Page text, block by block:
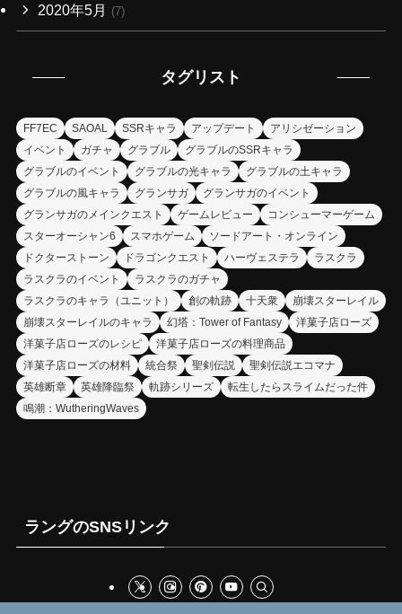
2020年5月 (7)
タグリスト
FF7EC SAOAL SSRキャラ アップデート
アリシゼーション
イベント
ガチャ グラブル
グラブルのSSRキャラ
グラブルのイベント
グラブルの光キャラ
グラブルの土キャラ
グラブルの風キャラ
グランサガ
グランサガのイベント
グランサガのメインクエスト
ゲームレビュー
コンシューマーゲーム
スターオーシャン6
スマホゲーム
ソードアート・オンライン
ドクターストーン
ドラゴンクエスト ハーヴェステラ
ラスクラ
ラスクラのイベント
ラスクラのガチャ
ラスクラのキャラ（ユニット）
創の軌跡 十天衆
崩壊スターレイル
崩壊スターレイルのキャラ
幻塔：Tower of Fantasy
洋菓子店ローズ
洋菓子店ローズのレシピ
洋菓子店ローズの料理商品
洋菓子店ローズの材料
統合祭 聖剣伝説
聖剣伝説エコマナ
英雄断章
英雄降臨祭 軌跡シリーズ
転生したらスライムだった件
鳴潮：WutheringWaves
ラングのSNSリンク